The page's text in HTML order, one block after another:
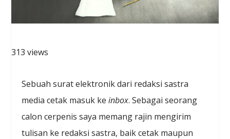
313 views
Sebuah surat elektronik dari redaksi sastra
media cetak masuk keinbox. Sebagai seorang
calon cerpenis saya memang rajin mengirim
tulisan ke redaksi sastra, baik cetak maupun